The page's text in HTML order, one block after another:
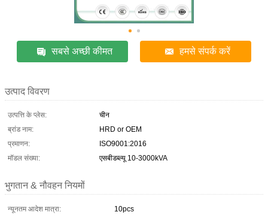
सबसे अच्छी कीमत हमसे संपर्क करें
उत्पाद विवरण
उत्पत्ति के प्लेस:
चीन
ब्रांड नाम:
HRD or OEM
प्रमाणन:
ISO9001:2016
मॉडल संख्या:
एसबीडब्ल्यू 10-3000kVA
भुगतान & नौवहन नियमों
न्यूनतम आदेश मात्रा:
10pcs